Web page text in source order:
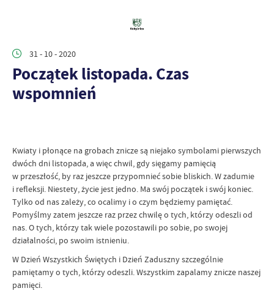
31 - 10 - 2020
Początek listopada. Czas
wspomnień
Kwiaty i płonące na grobach znicze są niejako symbolami pierwszych
dwóch dni listopada, a więc chwil, gdy sięgamy pamięcią
w przeszłość, by raz jeszcze przypomnieć sobie bliskich. W zadumie
i refleksji. Niestety, życie jest jedno. Ma swój początek i swój koniec.
Tylko od nas zależy, co ocalimy i o czym będziemy pamiętać.
Pomyślmy zatem jeszcze raz przez chwilę o tych, którzy odeszli od
nas. O tych, którzy tak wiele pozostawili po sobie, po swojej
działalności, po swoim istnieniu.
W Dzień Wszystkich Świętych i Dzień Zaduszny szczególnie
pamiętamy o tych, którzy odeszli. Wszystkim zapalamy znicze naszej
pamięci.